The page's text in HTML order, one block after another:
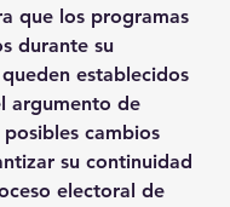
que los programas
durante su
establecidos
argumento de
cambios
su continuidad
electoral de